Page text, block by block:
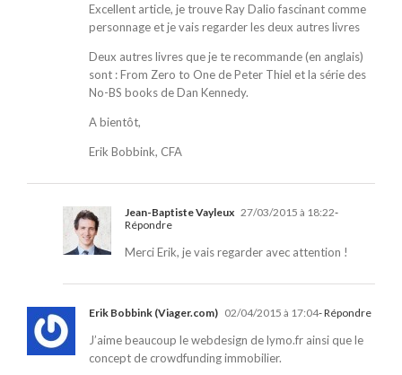
Excellent article, je trouve Ray Dalio fascinant comme
personnage et je vais regarder les deux autres livres
Deux autres livres que je te recommande (en anglais)
sont : From Zero to One de Peter Thiel et la série des
No-BS books de Dan Kennedy.
A bientôt,
Erik Bobbink, CFA
Jean-Baptiste Vayleux 27/03/2015 à 18:22-
Répondre
Merci Erik, je vais regarder avec attention !
Erik Bobbink (Viager.com) 02/04/2015 à 17:04- Répondre
J’aime beaucoup le webdesign de lymo.fr ainsi que le
concept de crowdfunding immobilier.